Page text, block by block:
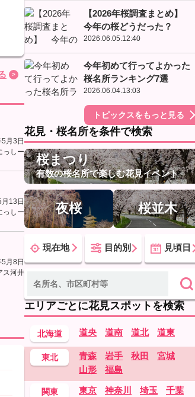
月3日
っしー
13日
っしー
月8日
ス河井
【2026年桜調査まとめ】
今年の桜どうだった？
2026.06.05.12:40
今年初めて行ってよかった
桜名所ランキング7選
2026.06.04.13:03
トピックスをもっと見る
花見・桜名所を条件で検索
桜まつり
有数の桜名所で楽しむ花見イベント
夜桜 桜並木
現在地 目的別 見頃日
エリアごとに花見スポットを検索
北海道 道央 道南 道北 道東
東北 青森 岩手 秋田
宮城
山形
福島
関東 東京 神奈川 埼玉
千葉